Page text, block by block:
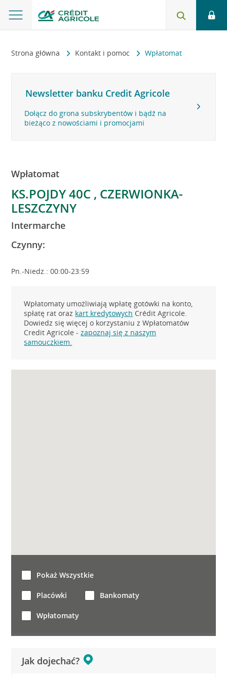
Strona główna Kontakt i pomoc Wpłatomat
Newsletter banku Credit Agricole
Dołącz do grona subskrybentów i bądź na
bieżąco z nowościami i promocjami
Wpłatomat
KS.POJDY 40C , CZERWIONKA-
LESZCZYNY
Intermarche
Czynny:
Pn.-Niedz.: 00:00-23:59
Wpłatomaty umożliwiają wpłatę gotówki na konto,
spłatę rat oraz kart kredytowych Crédit Agricole.
Dowiedz się więcej o korzystaniu z Wpłatomatów
Credit Agricole -zapoznaj się z naszym
samouczkiem.
Jak dojechać?
Pokaż Wszystkie
Placówki Bankomaty
Wpłatomaty